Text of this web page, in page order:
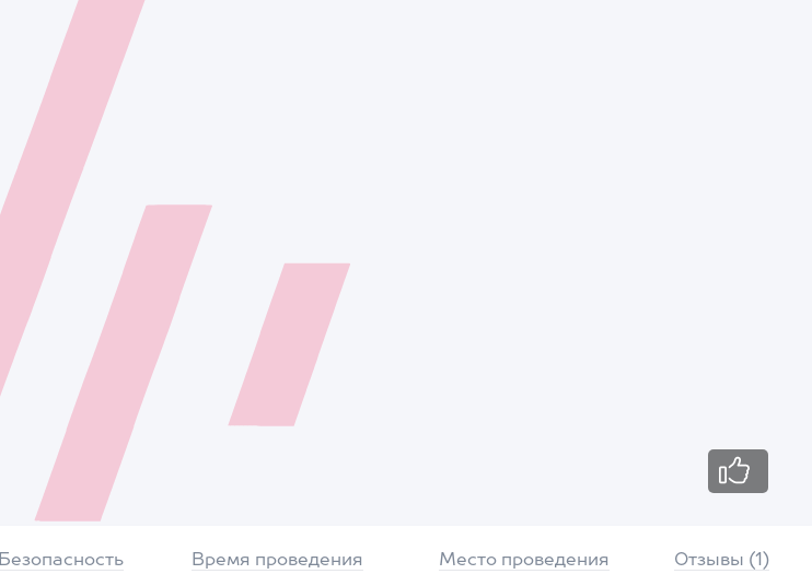
Безопасность Время проведения Место проведения Отзывы (1)